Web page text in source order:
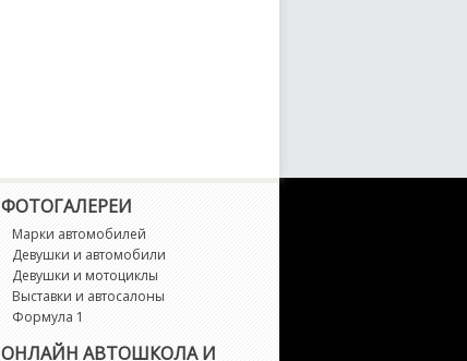
ФОТОГАЛЕРЕИ
Марки автомобилей
Девушки и автомобили
Девушки и мотоциклы
Выставки и автосалоны
Формула 1
ОНЛАЙН АВТОШКОЛА И